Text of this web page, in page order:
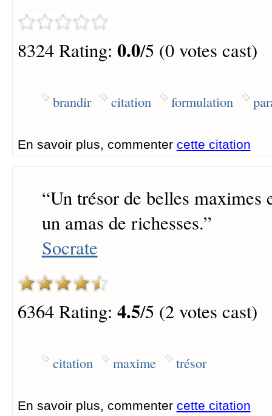
8324 Rating: 0.0/5 (0 votes cast)
brandir citation formulation
En savoir plus, commenter cette citation
“Un trésor de belles maximes
un amas de richesses.”
Socrate
6364 Rating: 4.5/5 (2 votes cast)
citation maxime trésor
En savoir plus, commenter cette citation